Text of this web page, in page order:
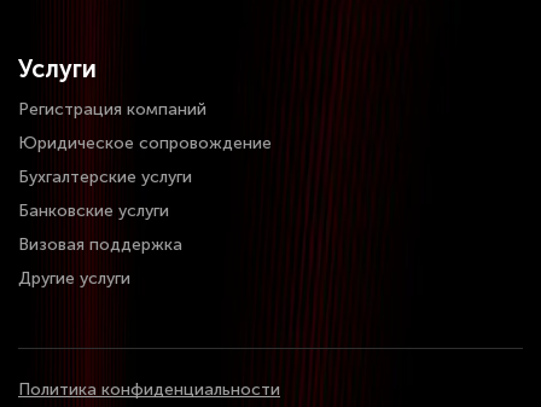
Услуги
Регистрация компаний
Юридическое сопровождение
Бухгалтерские услуги
Банковские услуги
Визовая поддержка
Другие услуги
Политика конфиденциальности